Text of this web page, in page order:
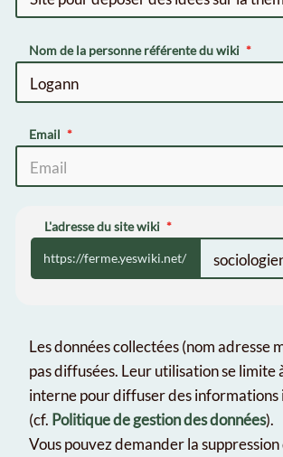
Nom de la personne référente du wiki
Email
L'adresse du site wiki
https://ferme.yeswiki.net/
Les données collectées (nom adresse
pas diffusées. Leur utilisation se limite
interne pour diffuser des
(cf. Politique de gestion des données).
Vous pouvez demander la